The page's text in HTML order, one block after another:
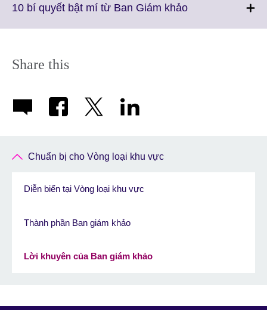
10 bí quyết bật mí từ Ban Giám khảoClick
Share this
Chuẩn bị cho Vòng loại khu vực
Diễn biến tại Vòng loại khu vực
Thành phần Ban giám khảo
Lời khuyên của Ban giám khảo